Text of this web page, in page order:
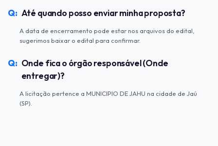
Até quando posso enviar minha proposta?
A data de encerramento pode estar nos arquivos do edital,
sugerimos baixar o edital para confirmar.
Onde fica o órgão responsável (Onde
entregar)?
A licitação pertence a MUNICIPIO DE JAHU na cidade de Jaú
(SP).